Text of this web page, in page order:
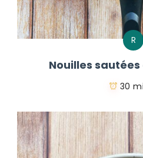
R
Nouilles
30